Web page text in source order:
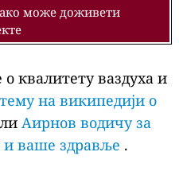
може доживети
квалитету ваздуха и
тему на википедији о
Аирнов водичу за
и ваше здравље .